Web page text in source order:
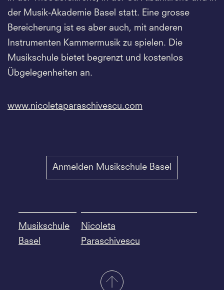
der Musik-Akademie Basel statt. Eine grosse
Bereicherung ist es aber auch, mit anderen
Instrumenten Kammermusik zu spielen. Die
Musikschule bietet begrenzt und kostenlos
Übgelegenheiten an.
www.nicoletaparaschivescu.com
Anmelden Musikschule Basel
Musikschule
Basel
Nicoleta
Paraschivescu